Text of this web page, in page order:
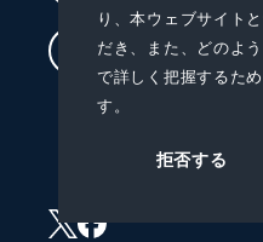
り、本ウェブサイト
だき、また、どのよ
で詳しく把握するた
す。
拒否する
ロ
プレスリリ